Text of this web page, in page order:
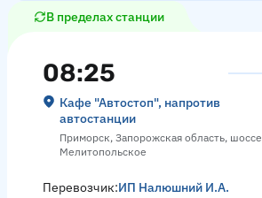
В пределах станции
08:25
Кафе "Автостоп", напротив
автостанции
Приморск, Запорожская область, шоссе
Мелитопольское
Перевозчик:ИП Налюшний И.А.